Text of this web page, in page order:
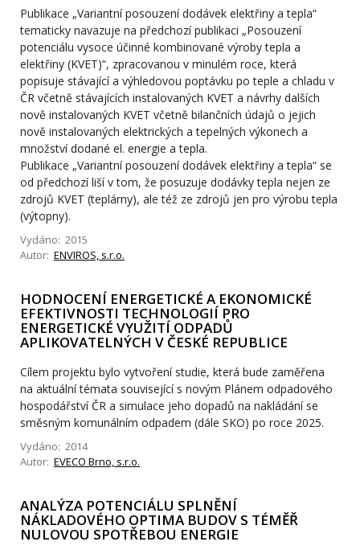
Publikace „Variantní posouzení dodávek elektřiny a tepla“
tematicky navazuje na předchozí publikaci „Posouzení
potenciálu vysoce účinné kombinované výroby tepla a
elektřiny (KVET)“, zpracovanou v minulém roce, která
popisuje stávající a výhledovou poptávku po teple a chladu v
ČR včetně stávajících instalovaných KVET a návrhy dalších
nově instalovaných KVET včetně bilančních údajů o jejich
nově instalovaných elektrických a tepelných výkonech a
množství dodané el. energie a tepla.
Publikace „Variantní posouzení dodávek elektřiny a tepla“ se
od předchozí liší v tom, že posuzuje dodávky tepla nejen ze
zdrojů KVET (teplárny), ale též ze zdrojů jen pro výrobu tepla
(výtopny).
Vydáno: 2015
Autor: ENVIROS, s.r.o.
HODNOCENÍ ENERGETICKÉ A EKONOMICKÉ
EFEKTIVNOSTI TECHNOLOGIÍ PRO
ENERGETICKÉ VYUŽITÍ ODPADŮ
APLIKOVATELNÝCH V ČESKÉ REPUBLICE
Cílem projektu bylo vytvoření studie, která bude zaměřena
na aktuální témata související s novým Plánem odpadového
hospodářství ČR a simulace jeho dopadů na nakládání se
směsným komunálním odpadem (dále SKO) po roce 2025.
Vydáno: 2014
Autor: EVECO Brno, s.r.o.
ANALÝZA POTENCIÁLU SPLNĚNÍ
NÁKLADOVÉHO OPTIMA BUDOV S TÉMĚŘ
NULOVOU SPOTŘEBOU ENERGIE